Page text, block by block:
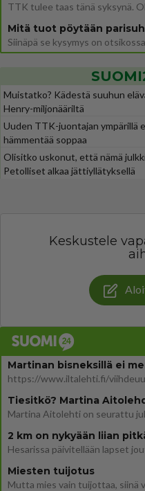
Mitä tuot pöytään
Muistatko? Kädestä suuhun
Henry-miljonääriltä
Uuden TTK-juontajan ympärillä
hämmentää soppaa
Olisitko uskonut, että nämä
Petolliset alkaa jättiyllätyksellä
Keskustele
Martinan bisneksillä ei
2 km on nykyään liian
Miesten tuijotus